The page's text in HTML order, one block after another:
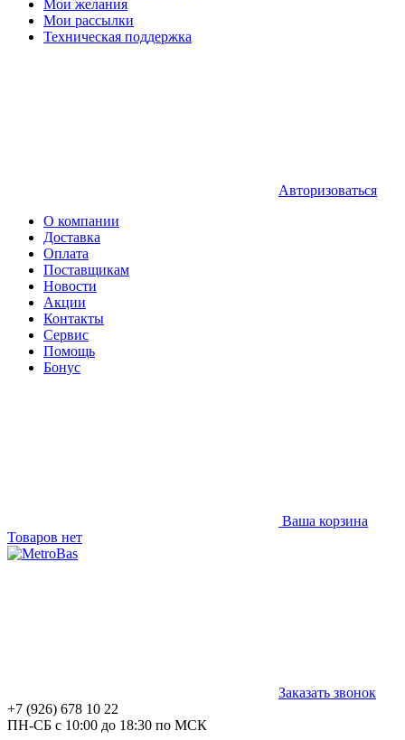
Мои желания
Мои рассылки
Техническая поддержка
Авторизоваться
О компании
Доставка
Оплата
Поставщикам
Новости
Акции
Контакты
Сервис
Помощь
Бонус
Ваша корзина
Товаров нет
Заказать звонок
+7 (926) 678 10 22
ПН-СБ с 10:00 до 18:30 по МСК